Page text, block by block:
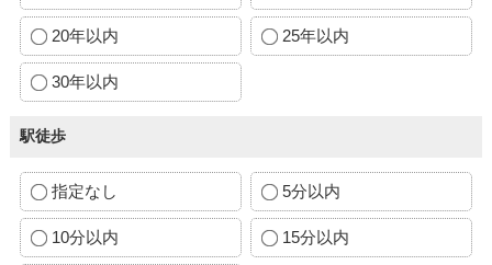
20年以内 25年以内
30年以内
駅徒歩
指定なし 5分以内
10分以内 15分以内